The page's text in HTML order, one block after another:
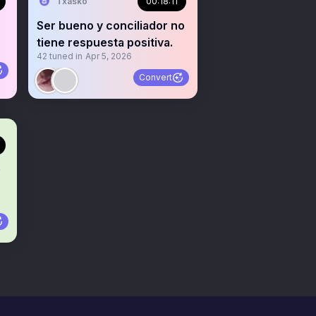
Ser bueno y conciliador no
tiene respuesta positiva.
42 tuned in Apr 5, 2026
Convert